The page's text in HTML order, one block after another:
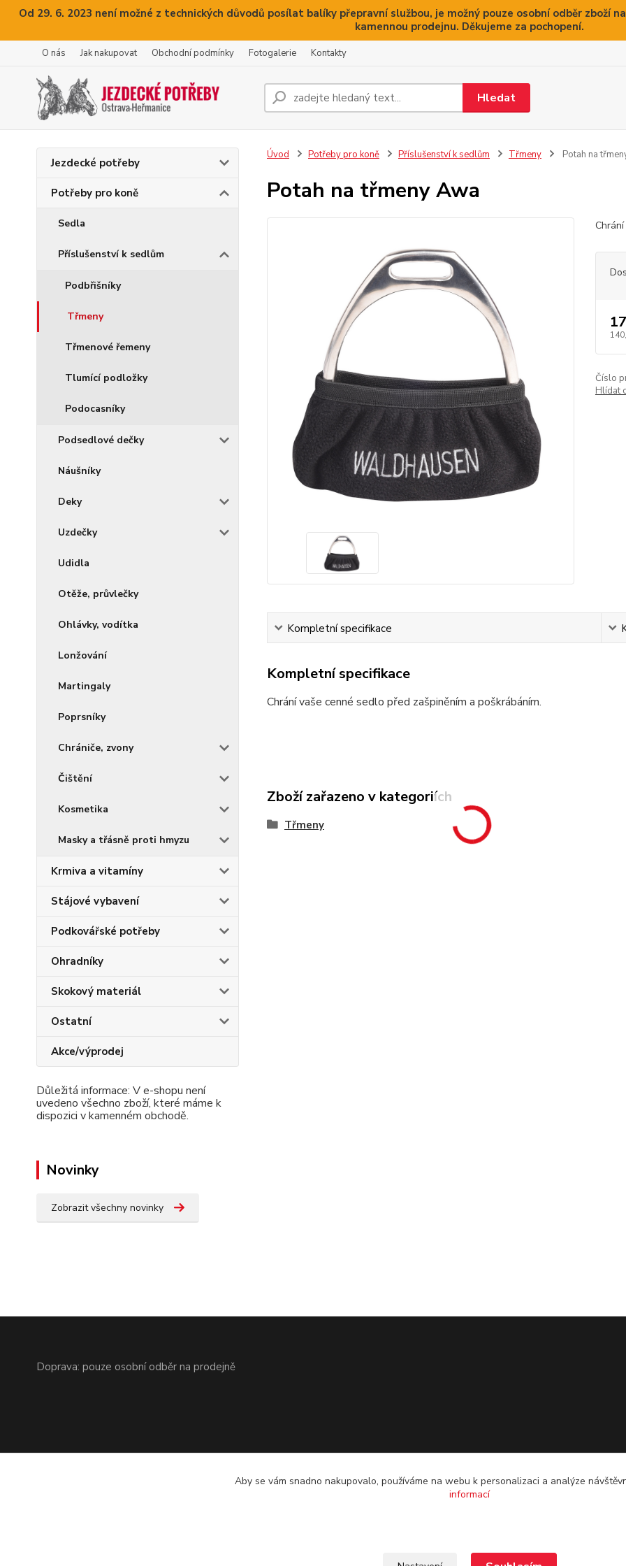
Od 29. 6. 2023 není možné z technických důvodů posílat balíky přepravní službou, je možný pouze osobní odběr zboží
kamennou prodejnu. Děkujeme za pochopení.
O nás Jak nakupovat Obchodní podmínky Fotogalerie Kontakty
Hledat
Jezdecké potřeby
Potřeby pro koně
Sedla
Příslušenství k sedlům
Podbřišníky
Třmeny
Třmenové řemeny
Tlumící podložky
Podocasníky
Podsedlové dečky
Náušníky
Deky
Uzdečky
Udidla
Otěže, průvlečky
Ohlávky, vodítka
Lonžování
Martingaly
Poprsníky
Chrániče, zvony
Čištění
Kosmetika
Masky a třásně proti hmyzu
Krmiva a vitamíny
Stájové vybavení
Podkovářské potřeby
Ohradníky
Skokový materiál
Ostatní
Akce/výprodej
Důležitá informace: V e-shopu není
uvedeno všechno zboží, které máme k
dispozici v kamenném obchodě.
Novinky
Zobrazit všechny novinky
Úvod Potřeby pro koně Příslušenství k sedlům Třmeny Potah na
Potah na třmeny Awa
Číslo
Hlídat
Kompletní specifikace
Kompletní specifikace
Chrání vaše cenné sedlo před zašpiněním a poškrábáním.
Zboží zařazeno v kategoriích
Třmeny
Doprava: pouze osobní odběr na prodejně
Aby se vám snadno nakupovalo, používáme na webu k personalizaci a analýze
informací